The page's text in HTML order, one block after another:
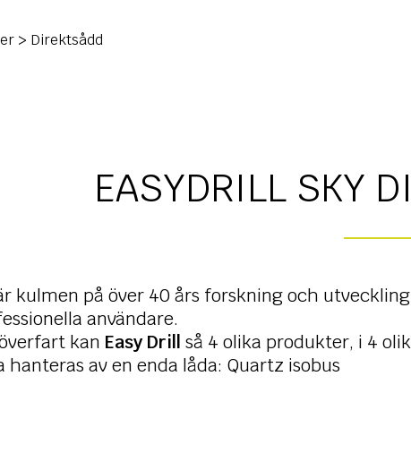
> Direktsådd
EASYDRILL SKY
kulmen på över 40 års forskning och
användare.
kan Easy Drill så 4 olika produkter, i 4
hanteras av en enda låda: Quartz isobus